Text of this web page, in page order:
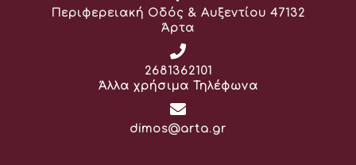
Διεύθυνση:
Περιφερειακή Οδός & Αυξεντίου 47132
Άρτα
Τηλέφωνο:
2681362101
Άλλα χρήσιμα Τηλέφωνα
Email:
dimos@arta.gr